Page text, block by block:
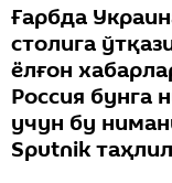
Ғарбда
столига
ёлғон
Россия бунга
учун бу
Sputnik